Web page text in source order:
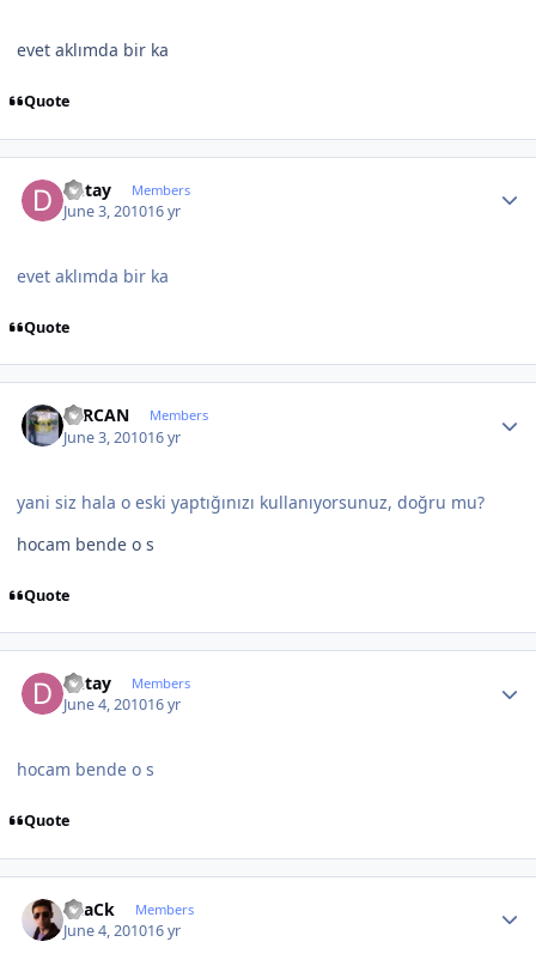
evet aklımda bir ka
Quote
Detay Members
June 3, 201016 yr
evet aklımda bir ka
Quote
SERCAN Members
June 3, 201016 yr
yani siz hala o eski yaptığınızı kullanıyorsunuz, doğru mu?
hocam bende o s
Quote
Detay Members
June 4, 201016 yr
hocam bende o s
Quote
BLaCk Members
June 4, 201016 yr